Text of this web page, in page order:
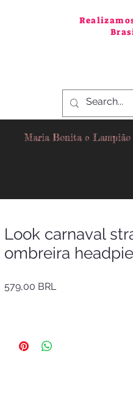
Maria Bonita e Lampião
Look carnaval
ombreira
579,00 BRL